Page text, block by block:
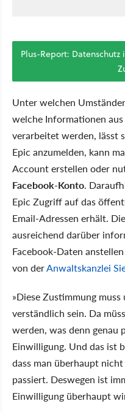
Plus-Report:
Unter welchen
welche Informationen
verarbeitet werden, lässt
Epic anzumelden, kann
Account erstellen oder
Facebook-Konto.
Epic Zugriff auf das
Email-Adressen erhält.
ausreichend darüber
Facebook-Daten
von derAnwaltskanzlei
»Diese Zustimmung
verständlich sein. Da
werden, was denn genau
Einwilligung. Und das ist
dass man überhaupt
passiert. Deswegen ist
Einwilligung überhaupt